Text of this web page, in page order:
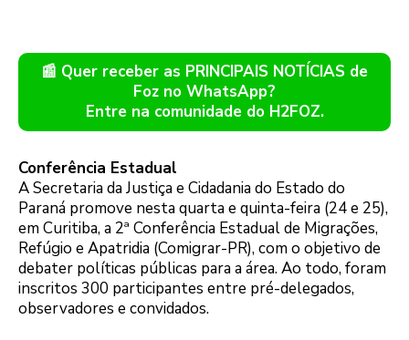
📰 Quer receber as PRINCIPAIS NOTÍCIAS de
Foz no WhatsApp?
Entre na comunidade do H2FOZ.
Conferência Estadual
A Secretaria da Justiça e Cidadania do Estado do
Paraná promove nesta quarta e quinta-feira (24 e 25),
em Curitiba, a 2ª Conferência Estadual de Migrações,
Refúgio e Apatridia (Comigrar-PR), com o objetivo de
debater políticas públicas para a área. Ao todo, foram
inscritos 300 participantes entre pré-delegados,
observadores e convidados.